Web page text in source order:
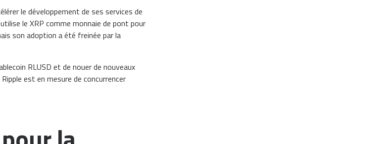
le développement de ses services de
le XRP comme monnaie de pont pour
son adoption a été freinée par la
RLUSD et de nouer de nouveaux
est en mesure de concurrencer